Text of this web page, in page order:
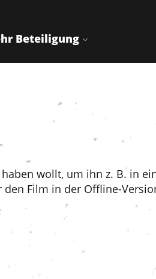
Beteiligung
wollt, um ihn z. B. in
Film in der Offline-